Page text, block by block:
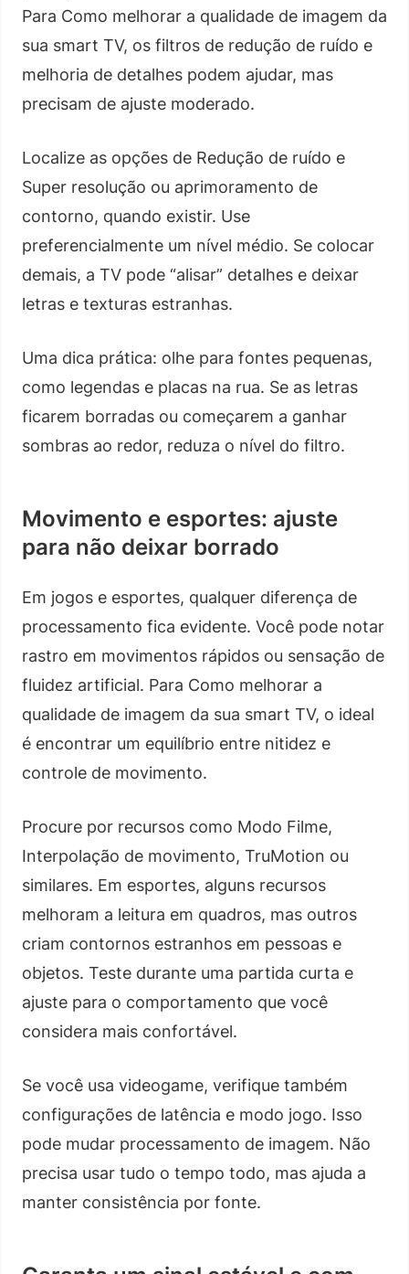
Para Como melhorar a qualidade de imagem da
sua smart TV, os filtros de redução de ruído e
melhoria de detalhes podem ajudar, mas
precisam de ajuste moderado.
Localize as opções de Redução de ruído e
Super resolução ou aprimoramento de
contorno, quando existir. Use
preferencialmente um nível médio. Se colocar
demais, a TV pode “alisar” detalhes e deixar
letras e texturas estranhas.
Uma dica prática: olhe para fontes pequenas,
como legendas e placas na rua. Se as letras
ficarem borradas ou começarem a ganhar
sombras ao redor, reduza o nível do filtro.
Movimento e esportes: ajuste
para não deixar borrado
Em jogos e esportes, qualquer diferença de
processamento fica evidente. Você pode notar
rastro em movimentos rápidos ou sensação de
fluidez artificial. Para Como melhorar a
qualidade de imagem da sua smart TV, o ideal
é encontrar um equilíbrio entre nitidez e
controle de movimento.
Procure por recursos como Modo Filme,
Interpolação de movimento, TruMotion ou
similares. Em esportes, alguns recursos
melhoram a leitura em quadros, mas outros
criam contornos estranhos em pessoas e
objetos. Teste durante uma partida curta e
ajuste para o comportamento que você
considera mais confortável.
Se você usa videogame, verifique também
configurações de latência e modo jogo. Isso
pode mudar processamento de imagem. Não
precisa usar tudo o tempo todo, mas ajuda a
manter consistência por fonte.